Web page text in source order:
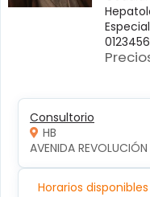
Consultorio
HB
AVENIDA REVOLUCIÓN
Horarios disponibles